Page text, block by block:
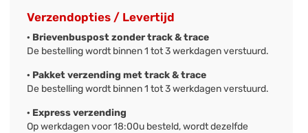
Verzendopties / Levertijd
· Brievenbuspost zonder track & trace
De bestelling wordt binnen 1 tot 3 werkdagen verstuurd.
· Pakket verzending met track & trace
De bestelling wordt binnen 1 tot 3 werkdagen verstuurd.
· Express verzending
Op werkdagen voor 18:00u besteld, wordt dezelfde